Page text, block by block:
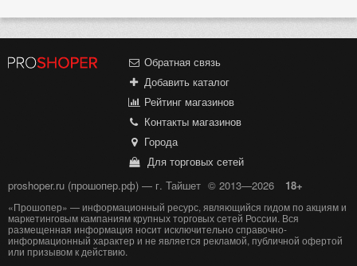
Обратная связь
Добавить каталог
Рейтинг магазинов
Контакты магазинов
Города
Для торговых сетей
proshoper.ru (прошопер.рф) — г. Тайшет © 2013—2026 18+
«Прошопер» — информационный ресурс, являющийся гидом по акциям и
маркетинговым кампаниям крупных торговых сетей России. Вся
размещенная информация носит исключительно справочно-
информационный характер и не является рекламой, публичной офертой
или призывом к действию.